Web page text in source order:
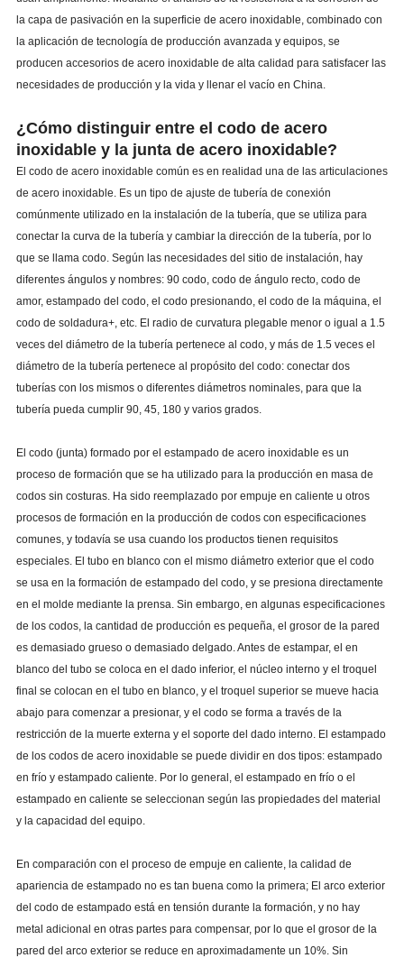
la capa de pasivación en la superficie de acero inoxidable, combinado con
la aplicación de tecnología de producción avanzada y equipos, se
producen accesorios de acero inoxidable de alta calidad para satisfacer las
necesidades de producción y la vida y llenar el vacío en China.
¿Cómo distinguir entre el codo de acero
inoxidable y la junta de acero inoxidable?
El codo de acero inoxidable común es en realidad una de las articulaciones
de acero inoxidable. Es un tipo de ajuste de tubería de conexión
comúnmente utilizado en la instalación de la tubería, que se utiliza para
conectar la curva de la tubería y cambiar la dirección de la tubería, por lo
que se llama codo. Según las necesidades del sitio de instalación, hay
diferentes ángulos y nombres: 90 codo, codo de ángulo recto, codo de
amor, estampado del codo, el codo presionando, el codo de la máquina, el
codo de soldadura+, etc. El radio de curvatura plegable menor o igual a 1.5
veces del diámetro de la tubería pertenece al codo, y más de 1.5 veces el
diámetro de la tubería pertenece al propósito del codo: conectar dos
tuberías con los mismos o diferentes diámetros nominales, para que la
tubería pueda cumplir 90, 45, 180 y varios grados.
El codo (junta) formado por el estampado de acero inoxidable es un
proceso de formación que se ha utilizado para la producción en masa de
codos sin costuras. Ha sido reemplazado por empuje en caliente u otros
procesos de formación en la producción de codos con especificaciones
comunes, y todavía se usa cuando los productos tienen requisitos
especiales. El tubo en blanco con el mismo diámetro exterior que el codo
se usa en la formación de estampado del codo, y se presiona directamente
en el molde mediante la prensa. Sin embargo, en algunas especificaciones
de los codos, la cantidad de producción es pequeña, el grosor de la pared
es demasiado grueso o demasiado delgado. Antes de estampar, el en
blanco del tubo se coloca en el dado inferior, el núcleo interno y el troquel
final se colocan en el tubo en blanco, y el troquel superior se mueve hacia
abajo para comenzar a presionar, y el codo se forma a través de la
restricción de la muerte externa y el soporte del dado interno. El estampado
de los codos de acero inoxidable se puede dividir en dos tipos: estampado
en frío y estampado caliente. Por lo general, el estampado en frío o el
estampado en caliente se seleccionan según las propiedades del material
y la capacidad del equipo.
En comparación con el proceso de empuje en caliente, la calidad de
apariencia de estampado no es tan buena como la primera; El arco exterior
del codo de estampado está en tensión durante la formación, y no hay
metal adicional en otras partes para compensar, por lo que el grosor de la
pared del arco exterior se reduce en aproximadamente un 10%. Sin